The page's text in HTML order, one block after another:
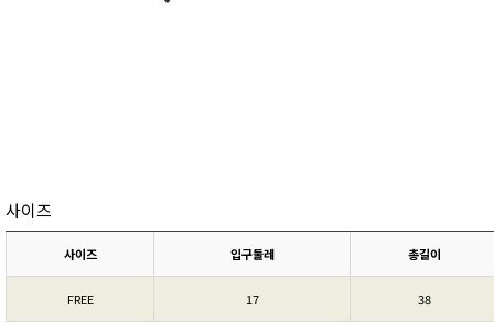
사이즈
사이즈 입구둘레 총길이
FREE 17 38